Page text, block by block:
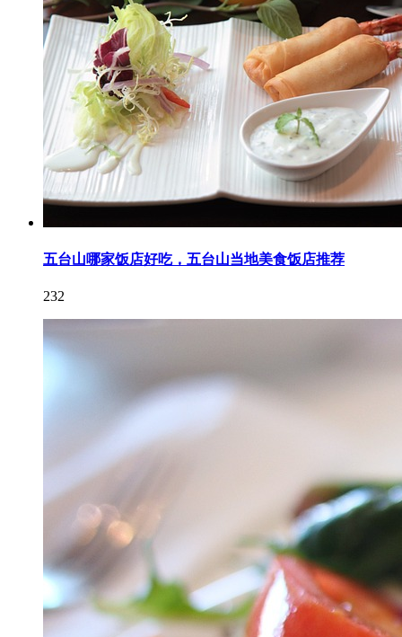
五台山哪家饭店好吃，五台山当地美食饭店推荐
232